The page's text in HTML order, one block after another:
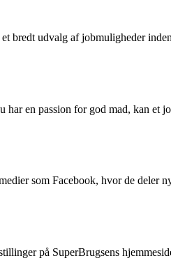
bredt udvalg af jobmuligheder
en passion for god mad, kan et
som Facebook, hvor de deler
på SuperBrugsens